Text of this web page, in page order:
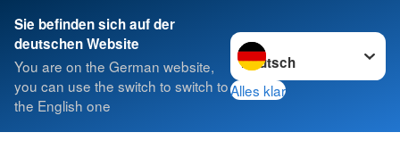
Sie befinden sich auf der
deutschen Website
You are on the German website,
you can use the switch to switch to
the English one
Sprache wechseln zu
Alles klar